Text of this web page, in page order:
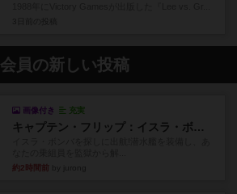
会員の新しい投稿
画像付き 充実
キャプテン・フリップ：イスラ・ボンバ
約2時間前